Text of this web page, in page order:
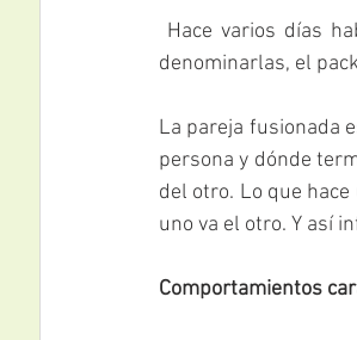
denominarlas, el
La pareja fusionada
persona y dónde
del otro. Lo que
uno va el otro. Y así
Comportamientos